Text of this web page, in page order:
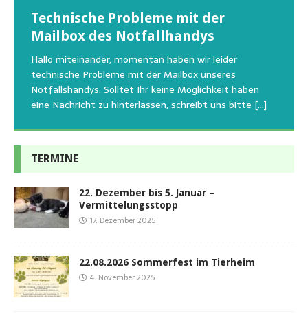
Technische Probleme mit der
Mailbox des Notfallhandys
Hallo miteinander, momentan haben wir leider
technische Probleme mit der Mailbox unseres
Notfallshandys. Solltet Ihr keine Möglichkeit haben
eine Nachricht zu hinterlassen, schreibt uns bitte […]
Beginn der Wildtierrettung
Aus aktuellem Anlass weisen wir darauf hin, dass die
Tierschutzinitiative Haßberge natürlich, wie auch in
den letzten 20 Jahren, immer noch für alle verwaisten
oder[…]
22.08.2026 Sommerfest im Tierheim
Wir bitten um Verständnis, dass am Tag vom
Sommerfest das Hundehaus zum Schutz unserer Tiere
geschlossen bleibt.Viele unserer Hunde erleben einen
emotionalen Stress bei Begegnung[…]
Wunschzettel unserer Fellnasen
Regelmäßig bekommen wir liebe Anfragen, wie man
uns am Besten unterstützen kann. Natürlich ziehen
die gesteigerten Kosten auch uns so richtig in die Knie
und[…]
TERMINE
22. Dezember bis 5. Januar –
Vermittelungsstopp
17. Dezember 2025
22.08.2026 Sommerfest im Tierheim
4. November 2025